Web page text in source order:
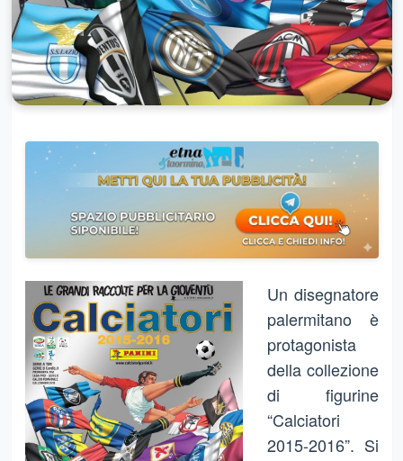
Un disegnatore
palermitano è
protagonista
della collezione
di figurine
“Calciatori
2015-2016”. Si